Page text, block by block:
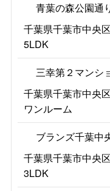
青葉の森公園通
千葉県千葉市中央
5LDK
三幸第２マンシ
千葉県千葉市中央
ワンルーム
ブランズ千葉中
千葉県千葉市中央
3LDK